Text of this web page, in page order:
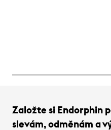
Založte si Endorphin
slevám, odměnám a